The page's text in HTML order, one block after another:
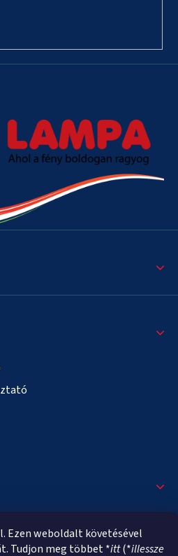
Ezen weboldalt követésével
Tudjon meg többet *itt(*illessze